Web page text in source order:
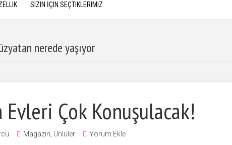
SIZIN İÇIN SEÇTIKLERIMIZ
nerede yaşıyor
Çok Konuşulacak!
Magazin Ünlüler Yorum Ekle